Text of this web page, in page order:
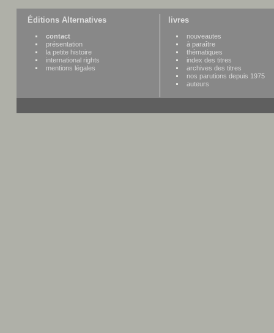
Éditions Alternatives
contact
présentation
la petite histoire
international rights
mentions légales
livres
nouveautes
à paraître
thématiques
index des titres
archives des titres
nos parutions depuis 1975
auteurs